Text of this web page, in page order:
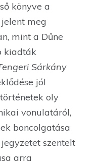
könyve a
meg
mint a Dűne
kiadták
Sárkány
jól
oly
vonulatáról,
boncolgatása
szentelt
arra